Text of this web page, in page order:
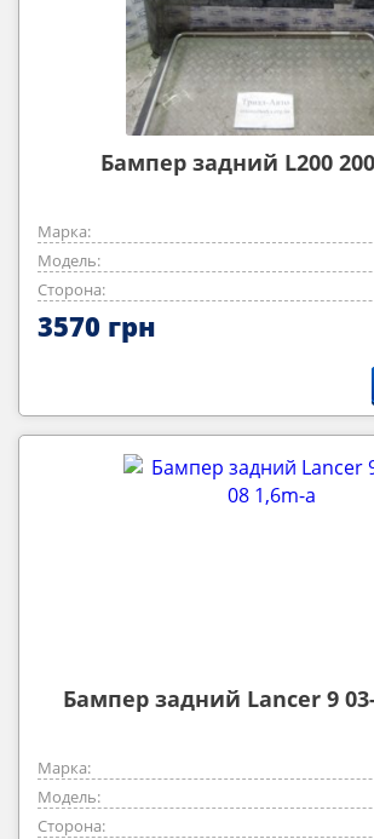
Бампер задний L200
Марка:
Модель:
Сторона:
3570 грн
Бампер задний Lancer 9
Марка:
Модель:
Сторона: